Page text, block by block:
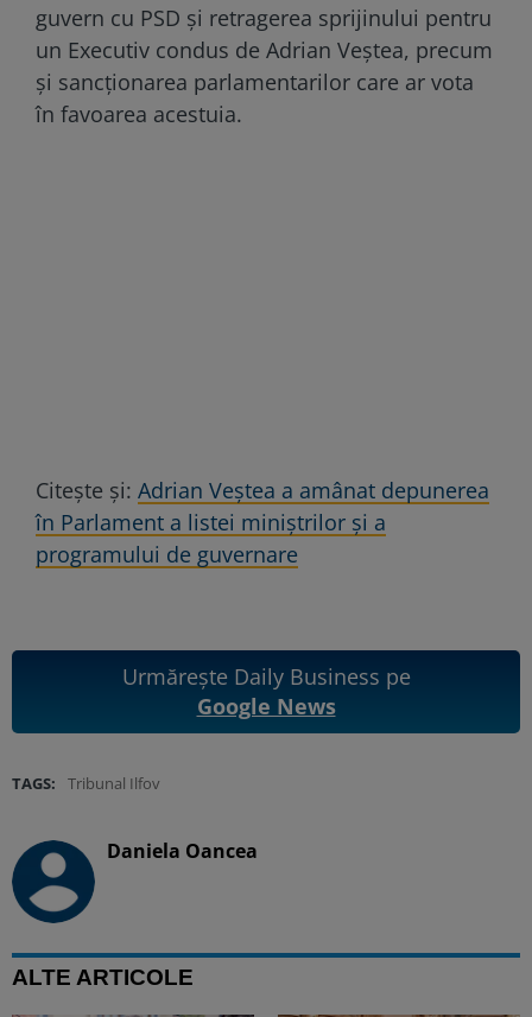
guvern cu PSD și retragerea sprijinului pentru
un Executiv condus de Adrian Veștea, precum
și sancționarea parlamentarilor care ar vota
în favoarea acestuia.
Citește și: Adrian Veștea a amânat depunerea
în Parlament a listei miniștrilor și a
programului de guvernare
Urmărește Daily Business pe
Google News
TAGS: Tribunal Ilfov
Daniela Oancea
ALTE ARTICOLE